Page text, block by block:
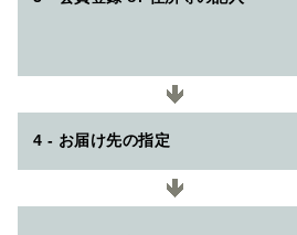
4 - お届け先の指定